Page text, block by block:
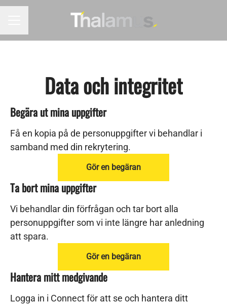
Data och integritet
Begära ut mina uppgifter
Få en kopia på de personuppgifter vi behandlar i
samband med din rekrytering.
Gör en begäran
Ta bort mina uppgifter
Vi behandlar din förfrågan och tar bort alla
personuppgifter som vi inte längre har anledning
att spara.
Gör en begäran
Hantera mitt medgivande
Logga in i Connect för att se och hantera ditt